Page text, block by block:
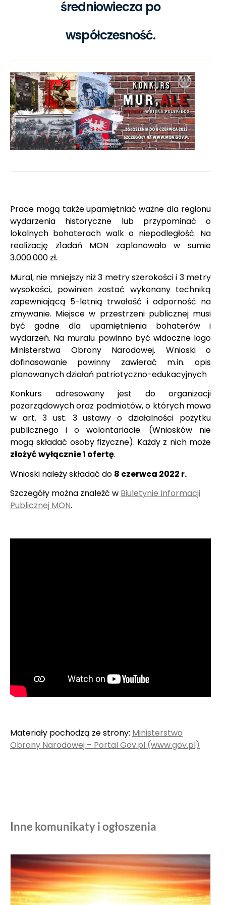
średniowiecza po
współczesność.
Prace mogą także upamiętniać ważne dla regionu
wydarzenia historyczne lub przypominać o
lokalnych bohaterach walk o niepodległość. Na
realizację z1adań MON zaplanowało w sumie
3.000.000 zł.
Mural, nie mniejszy niż 3 metry szerokości i 3 metry
wysokości, powinien zostać wykonany techniką
zapewniającą 5-letnią trwałość i odporność na
zmywanie. Miejsce w przestrzeni publicznej musi
być godne dla upamiętnienia bohaterów i
wydarzeń. Na muralu powinno być widoczne logo
Ministerstwa Obrony Narodowej. Wnioski o
dofinasowanie powinny zawierać m.in. opis
planowanych działań patriotyczno-edukacyjnych
Konkurs adresowany jest do organizacji
pozarządowych oraz podmiotów, o których mowa
w art. 3 ust. 3 ustawy o działalności pożytku
publicznego i o wolontariacie. (Wniosków nie
mogą składać osoby fizyczne). Każdy z nich może
złożyć wyłącznie 1 ofertę.
Wnioski należy składać do 8 czerwca 2022 r.
Szczegóły można znaleźć w Biuletynie Informacji
Publicznej MON.
Materiały pochodzą ze strony: Ministerstwo
Obrony Narodowej – Portal Gov.pl (www.gov.pl)
Inne komunikaty i ogłoszenia